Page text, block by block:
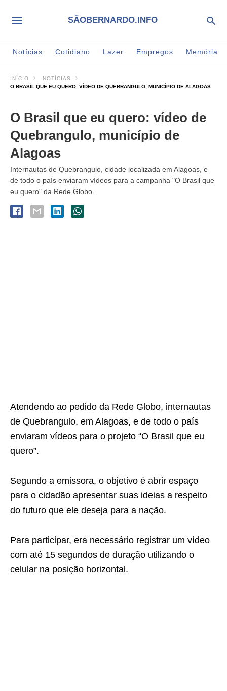
SÃOBERNARDO.INFO
Notícias Cotidiano Lazer Empregos Memória
INÍCIO
NOTÍCIAS
O BRASIL QUE EU QUERO: VÍDEO DE QUEBRANGULO, MUNICÍPIO DE ALAGOAS
O Brasil que eu quero: vídeo de
Quebrangulo, município de
Alagoas
Internautas de Quebrangulo, cidade localizada em Alagoas, e
de todo o país enviaram vídeos para a campanha "O Brasil que
eu quero" da Rede Globo.
Atendendo ao pedido da Rede Globo, internautas
de Quebrangulo, em Alagoas, e de todo o país
enviaram vídeos para o projeto “O Brasil que eu
quero”.
Segundo a emissora, o objetivo é abrir espaço
para o cidadão apresentar suas ideias a respeito
do futuro que ele deseja para a nação.
Para participar, era necessário registrar um vídeo
com até 15 segundos de duração utilizando o
celular na posição horizontal.